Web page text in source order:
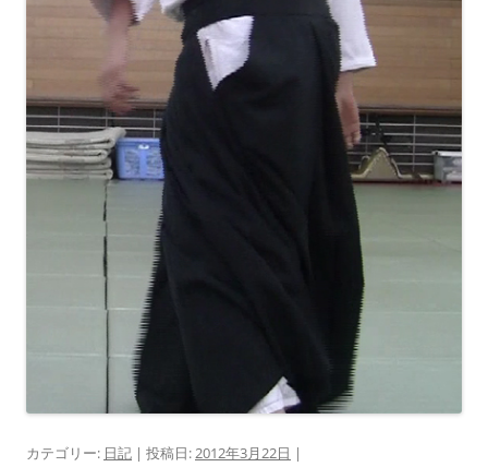
カテゴリー: 日記 | 投稿日:2012年3月22日 |